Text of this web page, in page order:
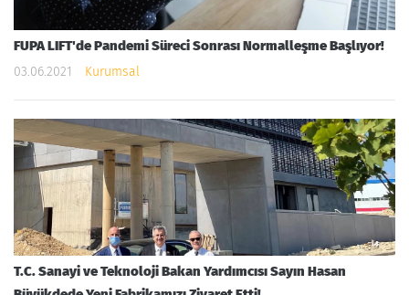
FUPA LIFT'de Pandemi Süreci Sonrası Normalleşme Başlıyor!
03.06.2021 Kurumsal
T.C. Sanayi ve Teknoloji Bakan Yardımcısı Sayın Hasan